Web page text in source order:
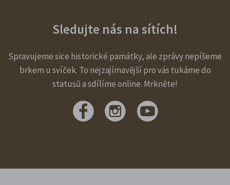
Sledujte nás na sítích!
Spravujeme sice historické památky, ale zprávy nepíšeme
brkem u svíček. To nejzajímavější pro vás ťukáme do
statusů a sdílíme online. Mrkněte!